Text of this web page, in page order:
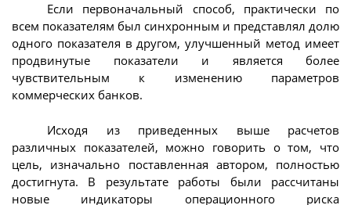
Если первоначальный способ, практически по
всем показателям был синхронным и представлял долю
одного показателя в другом, улучшенный метод имеет
продвинутые показатели и является более
чувствительным к изменению параметров
коммерческих банков.
Исходя из приведенных выше расчетов
различных показателей, можно говорить о том, что
цель, изначально поставленная автором, полностью
достигнута. В результате работы были рассчитаны
новые индикаторы операционного риска